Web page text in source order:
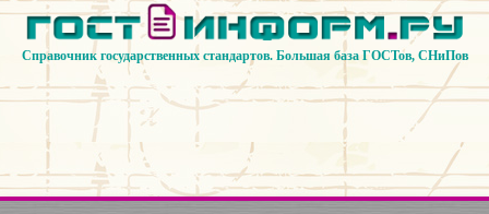
Справочник государственных стандартов. Большая база ГОСТов, СНиПов